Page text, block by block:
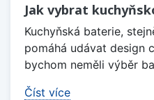
Jak vybrat
Kuchyňská baterie,
pomáhá udávat design
bychom neměli výběr
Číst více